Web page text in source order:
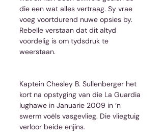
die een wat alles vertraag. Sy vrae
voeg voortdurend nuwe opsies by.
Rebelle verstaan dat dit altyd
voordelig is om tydsdruk te
weerstaan.
Kaptein Chesley B. Sullenberger het
kort na opstyging van die La Guardia
lughawe in Januarie 2009 in ‘n
swerm voëls vasgevlieg. Die vliegtuig
verloor beide enjins.